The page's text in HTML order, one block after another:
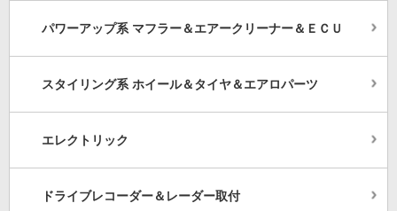
パワーアップ系 マフラー＆エアークリーナー＆ＥＣＵ
スタイリング系 ホイール＆タイヤ＆エアロパーツ
エレクトリック
ドライブレコーダー＆レーダー取付